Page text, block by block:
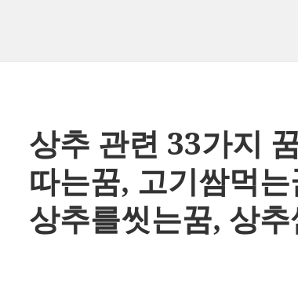
상추 관련 33가지
따는꿈, 고기쌈먹
상추를씻는꿈, 상